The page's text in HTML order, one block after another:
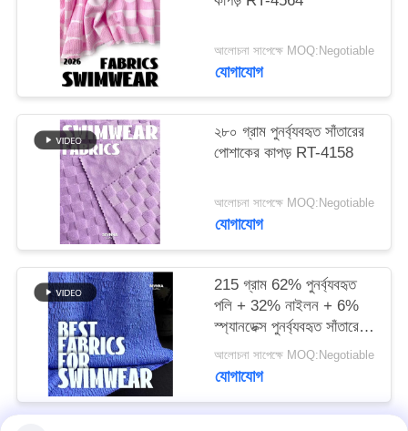
PRIVACY
POLICY
আলোচনা সাপেক্ষে MOQ:Negotiable
যোগাযোগ
২৮০ গ্রাম পুনর্ব্যবহৃত সাঁতারের
পোশাকের কাপড় RT-4158
আলোচনা সাপেক্ষে MOQ:Negotiable
যোগাযোগ
215 গ্রাম 62% পুনর্ব্যবহৃত
পলি + 32% নাইলন + 6%
স্প্যানডেক্স পুনর্ব্যবহৃত সাঁতারের
পোশাক কাপড় RT-4646
আলোচনা সাপেক্ষে MOQ:Negotiable
যোগাযোগ